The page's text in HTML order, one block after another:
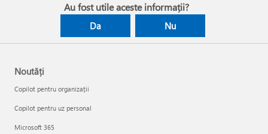
Au fost utile aceste informații?
Da Nu
Noutăți
Copilot pentru organizații
Copilot pentru uz personal
Microsoft 365